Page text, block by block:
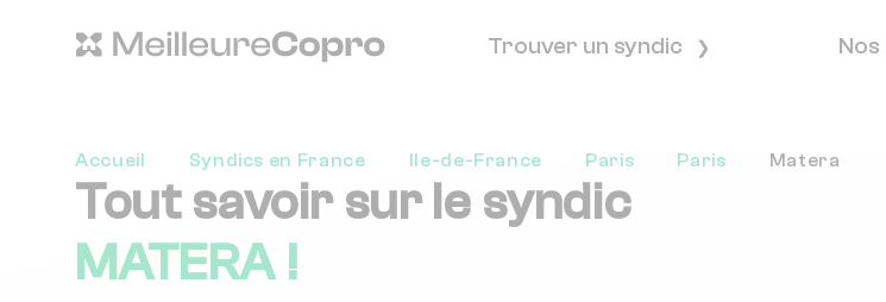
Trouver un syndic
Accueil Syndics en France Ile-de-France Paris Paris Matera
Tout savoir sur le syndic
MATERA !